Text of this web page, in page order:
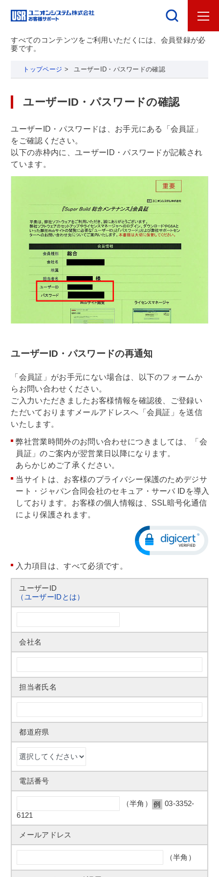
すべてのコンテンツをご利用いただくには、会員登録が必
要です。
トップページ > ユーザーID・パスワードの確認
ユーザーID・パスワードの確認
ユーザーID・パスワードは、お手元にある「会員証」
をご確認ください。
以下の赤枠内に、ユーザーID・パスワードが記載され
ています。
ユーザーID・パスワードの再通知
「会員証」がお手元にない場合は、以下のフォームか
らお問い合わせください。
ご入力いただきましたお客様情報を確認後、ご登録い
ただいておりますメールアドレスへ「会員証」を送信
いたします。
弊社営業時間外のお問い合わせにつきましては、「会
員証」のご案内が翌営業日以降になります。
あらかじめご了承ください。
当サイトは、お客様のプライバシー保護のためデジサ
ート・ジャパン合同会社のセキュア・サーバ IDを導入
しております。お客様の個人情報は、SSL暗号化通信
により保護されます。
入力項目は、すべて必須です。
ユーザーID
（ユーザーIDとは）
会社名
担当者氏名
都道府県
電話番号
（半角）
03-3352-
6121
メールアドレス
（半角）